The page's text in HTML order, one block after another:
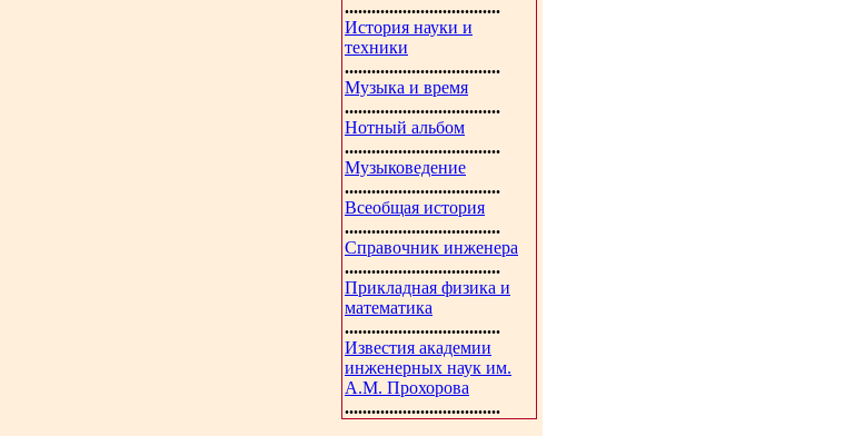
...................................
История науки и
техники
...................................
Музыка и время
...................................
Нотный альбом
...................................
Музыковедение
...................................
Всеобщая история
...................................
Справочник инженера
...................................
Прикладная физика и
математика
...................................
Известия академии
инженерных наук им.
А.М. Прохорова
...................................